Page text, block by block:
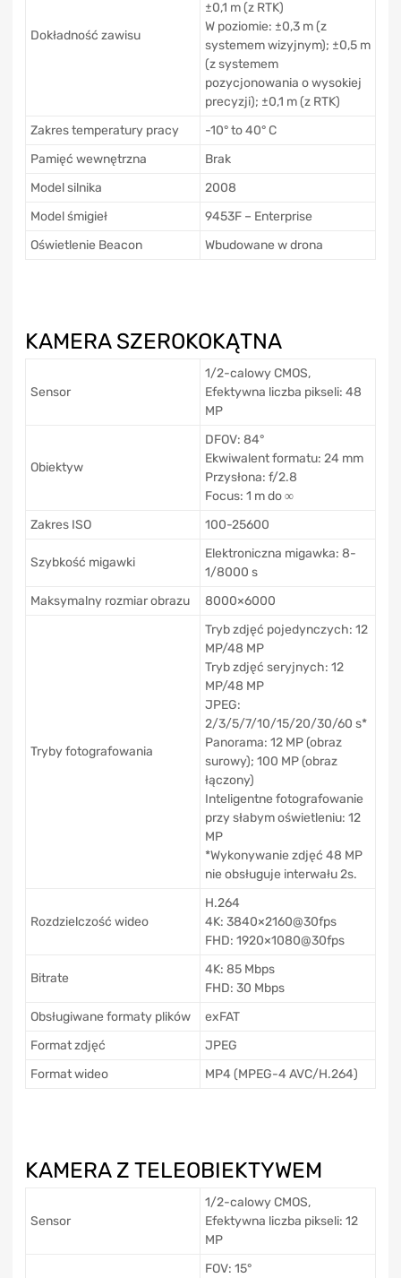
Dokładność zawisu
±0,1 m (z RTK)
W poziomie: ±0,3 m (z
systemem wizyjnym); ±0,5 m
(z systemem
pozycjonowania o wysokiej
precyzji); ±0,1 m (z RTK)
Zakres temperatury pracy
-10° to 40° C
Pamięć wewnętrzna
Brak
Model silnika
2008
Model śmigieł
9453F – Enterprise
Oświetlenie Beacon
Wbudowane w drona
KAMERA SZEROKOKĄTNA
Sensor
1/2-calowy CMOS,
Efektywna liczba pikseli: 48
MP
Obiektyw
DFOV: 84°
Ekwiwalent formatu: 24 mm
Przysłona: f/2.8
Focus: 1 m do ∞
Zakres ISO
100-25600
Szybkość migawki
Elektroniczna migawka: 8-
1/8000 s
Maksymalny rozmiar obrazu
8000×6000
Tryby fotografowania
Tryb zdjęć pojedynczych: 12
MP/48 MP
Tryb zdjęć seryjnych: 12
MP/48 MP
JPEG:
2/3/5/7/10/15/20/30/60 s*
Panorama: 12 MP (obraz
surowy); 100 MP (obraz
łączony)
Inteligentne fotografowanie
przy słabym oświetleniu: 12
MP
*Wykonywanie zdjęć 48 MP
nie obsługuje interwału 2s.
Rozdzielczość wideo
H.264
4K: 3840×2160@30fps
FHD: 1920×1080@30fps
Bitrate
4K: 85 Mbps
FHD: 30 Mbps
Obsługiwane formaty plików
exFAT
Format zdjęć
JPEG
Format wideo
MP4 (MPEG-4 AVC/H.264)
KAMERA Z TELEOBIEKTYWEM
Sensor
1/2-calowy CMOS,
Efektywna liczba pikseli: 12
MP
FOV: 15°